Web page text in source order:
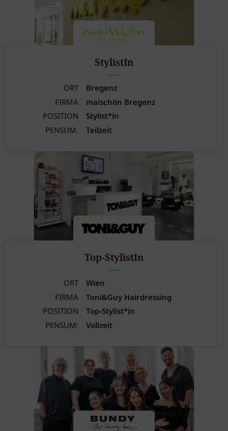
StylistIn
ORT
Bregenz
FIRMA
maischön Bregenz
POSITION
Stylist*in
PENSUM:
Teilzeit
Top-StylistIn
ORT
Wien
FIRMA
Toni&Guy Hairdressing
POSITION
Top-Stylist*in
PENSUM:
Vollzeit